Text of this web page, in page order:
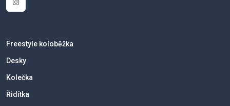
Freestyle koloběžka
Desky
Kolečka
Řidítka